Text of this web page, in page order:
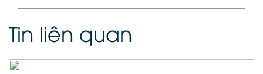
Tin liên quan